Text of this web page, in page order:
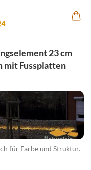
23 cm
mit Fussplatten
für Farbe und Struktur.